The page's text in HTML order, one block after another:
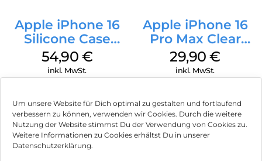
Um unsere Website für Dich optimal zu gestalten und fortlaufend
verbessern zu können, verwenden wir Cookies. Durch die weitere
Nutzung der Website stimmst Du der Verwendung von Cookies zu.
Weitere Informationen zu Cookies erhältst Du in unserer
Datenschutzerklärung.
Apple iPhone 16
Silicone Case
MagSafe Black
54,90 €
inkl. MwSt.
Apple iPhone 16
Pro Max Clear
Case MagSafe
Transparent
29,90€
inkl. MwSt.
Impressum